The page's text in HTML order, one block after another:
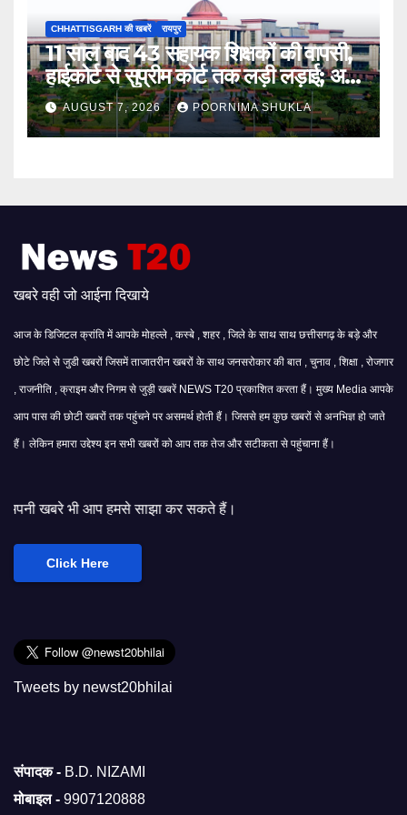
CHHATTISGARH की खबरें रायपुर
11 साल बाद 43 सहायक शिक्षकों की वापसी,
हाईकोर्ट से सुप्रीम कोर्ट तक लड़ी लड़ाई; अब
मिली बहाली…
AUGUST 7, 2026 POORNIMA SHUKLA
खबरे वही जो आईना दिखाये
आज के डिजिटल क्रांति में आपके मोहल्ले , कस्बे , शहर , जिले के साथ साथ छत्तीसगढ़ के बड़े और
छोटे जिले से जुडी खबरों जिसमें ताजातरीन खबरों के साथ जनसरोकार की बात , चुनाव , शिक्षा , रोजगार
, राजनीति , क्राइम और निगम से जुड़ी खबरें NEWS T20 प्रकाशित करता हैं। मुख्य Media आपके
आप पास की छोटी खबरों तक पहुंचने पर असमर्थ होती हैं। जिससे हम कुछ खबरों से अनभिज्ञ हो जाते
हैं। लेकिन हमारा उद्देश्य इन सभी खबरों को आप तक तेज और सटीकता से पहुंचाना हैं।
हमसे साझा कर सकते हैं।
Click Here
Tweets by newst20bhilai
संपादक - B.D. NIZAMI
मोबाइल - 9907120888